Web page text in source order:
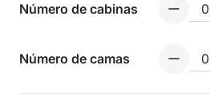
Número de cabinas
Número de camas